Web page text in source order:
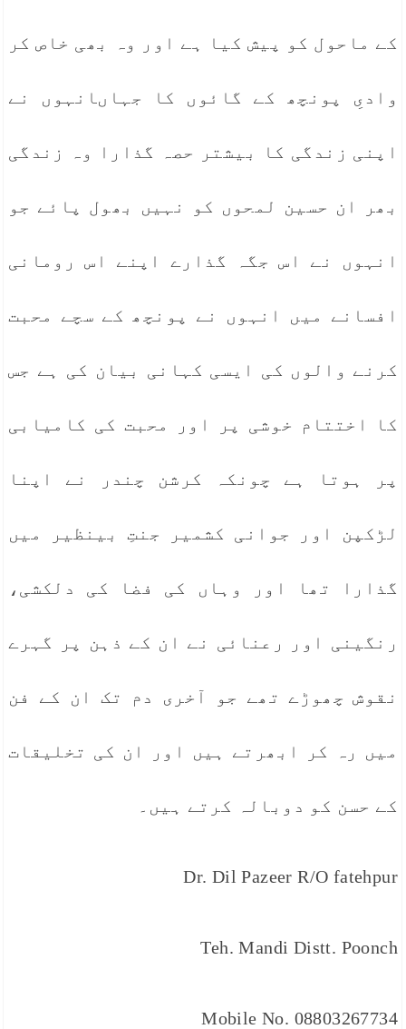
کے ماحول کو پیش کیا ہے اور وہ بھی خاص کر
وادیِ پونچھ کے گائوں کا جہاںانہوں نے
اپنی زندگی کا بیشتر حصہ گذارا وہ زندگی
بھر ان حسین لمحوں کو نہیں بھول پائے جو
انہوں نے اس جگہ گذارے اپنے اس رومانی
افسانے میں انہوں نے پونچھ کے سچے محبت
کرنے والوں کی ایسی کہانی بیان کی ہے جس
کا اختتام خوشی پر اور محبت کی کامیابی
پر ہوتا ہے چونکہ کرشن چندر نے اپنا
لڑکپن اور جوانی کشمیر جنتِ بینظیر میں
گذارا تھا اور وہاں کی فضا کی دلکشی،
رنگینی اور رعنائی نے ان کے ذہن پر گہرے
نقوش چھوڑے تھے جو آخری دم تک ان کے فن
میں رہ کر ابھرتے ہیں اور ان کی تخلیقات
کے حسن کو دوبالہ کرتے ہیں۔
Dr. Dil Pazeer R/O fatehpur
Teh. Mandi Distt. Poonch
Mobile No. 08803267734